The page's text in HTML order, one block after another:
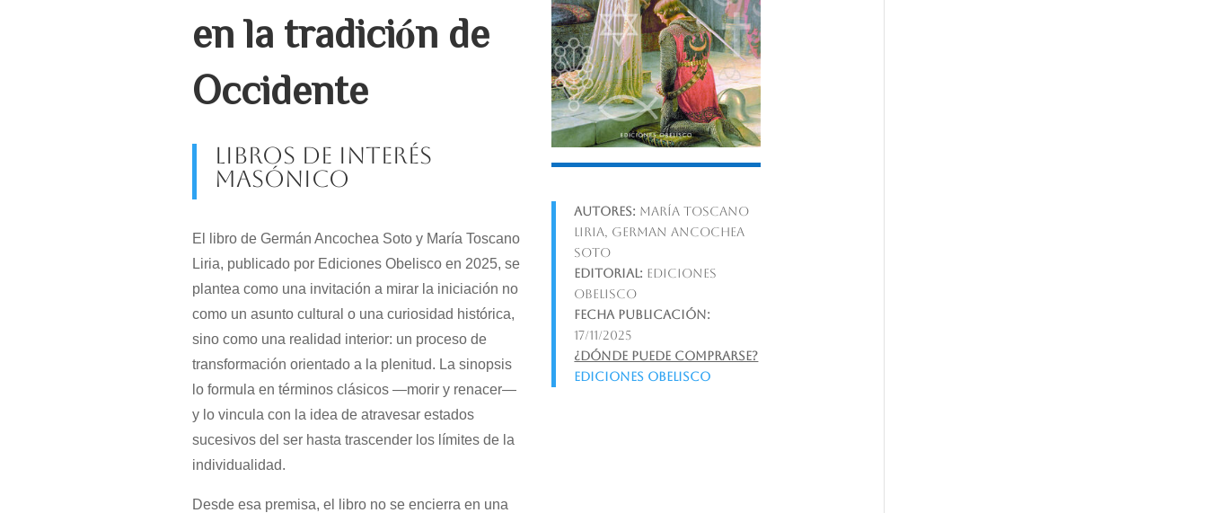
en la tradición de
Occidente
Libros de interés
masónico
El libro de Germán Ancochea Soto y María Toscano
Liria, publicado por Ediciones Obelisco en 2025, se
plantea como una invitación a mirar la iniciación no
como un asunto cultural o una curiosidad histórica,
sino como una realidad interior: un proceso de
transformación orientado a la plenitud. La sinopsis
lo formula en términos clásicos —morir y renacer—
y lo vincula con la idea de atravesar estados
sucesivos del ser hasta trascender los límites de la
individualidad.
Desde esa premisa, el libro no se encierra en una
Autores: María Toscano
Liria, German Ancochea
Soto
Editorial: Ediciones
Obelisco
Fecha publicación:
17/11/2025
¿Dónde puede comprarse?
Ediciones Obelisco